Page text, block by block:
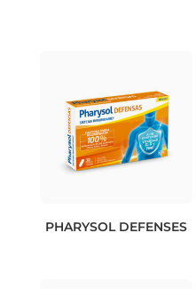
PHARYSOL DEFENSES